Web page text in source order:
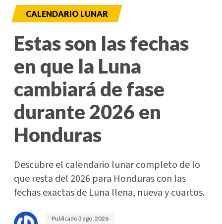
CALENDARIO LUNAR
Estas son las fechas
en que la Luna
cambiará de fase
durante 2026 en
Honduras
Descubre el calendario lunar completo de lo
que resta del 2026 para Honduras con las
fechas exactas de Luna llena, nueva y cuartos.
Publicado3 ago. 2026